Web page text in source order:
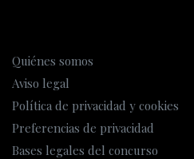
Quiénes somos
Aviso legal
Política de privacidad y cookies
Preferencias de privacidad
Bases legales del concurso